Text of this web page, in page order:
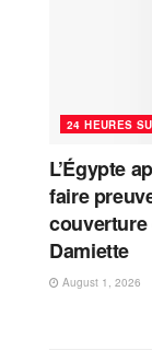
24 HEURES
L’Égypte
faire
couverture
Damiette
August 1, 2026